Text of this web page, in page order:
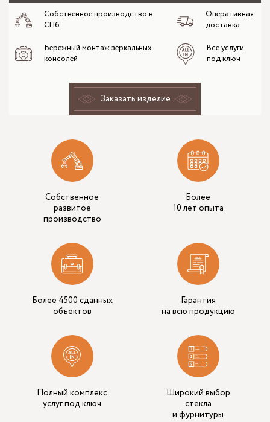
Собственное производство в
СПб
Оперативная
доставка
Бережный монтаж зеркальных
консолей
Все услуги
под ключ
Заказать изделие
Собственное
развитое
производство
Более
10 лет опыта
Более 4500 сданных
объектов
Гарантия
на всю продукцию
Полный комплекс
услуг под ключ
Широкий выбор
стекла
и фурнитуры